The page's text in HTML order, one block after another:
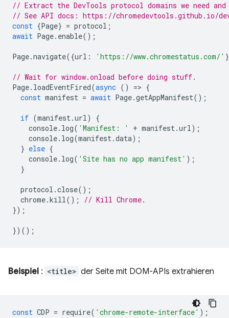
// Extract the DevTools protocol domains we need and
// See API docs: https://chromedevtools.github.io/
const {Page} = protocol ;
await Page. enable();
Page.navigate({url : 'https://www.chromestatus.com/'
// Wait for window.onload before doing stuff.
Page. loadEventFired(async () => {
const manifest = await Page.getAppManifest();
if (manifest.url)
{
console. log( 'Manifest: ' + manifest.url);
console. log(manifest.data);
} else {
console. log( 'Site has no app manifest' );
}
protocol .close();
chrome.kill();
// Kill Chrome.
});
})();
Beispiel : <title> der Seite mit DOM-APIs extrahieren
const CDP = require( 'chrome-remote-interface' );